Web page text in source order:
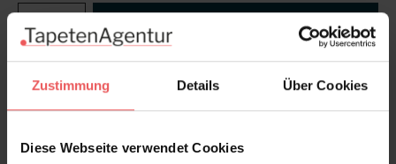
Zustimmung Details Über Cookies
Diese Webseite verwendet Cookies
Wie viel brauche ich?
Rollen & Mengen berechnen